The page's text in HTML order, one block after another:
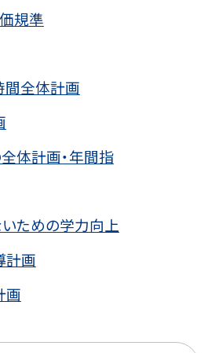
規準
間全体計画
体計画・年間指
ための学力向上
計画
画